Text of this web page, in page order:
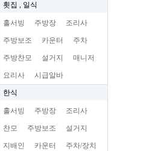
횟집 , 일식
홀서빙 주방장 조리사
주방보조 카운터 주차
주방찬모 설거지 매니저
요리사 시급알바
한식
홀서빙 주방장 조리사
찬모 주방보조 설거지
지배인 카운터 주차/장치